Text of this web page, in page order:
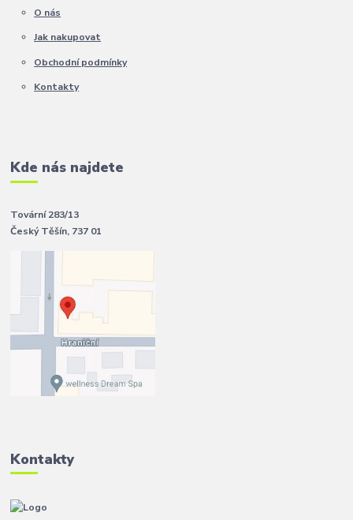
O nás
Jak nakupovat
Obchodní podmínky
Kontakty
Kde nás najdete
Tovární 283/13
Český Těšín, 737 01
Kontakty